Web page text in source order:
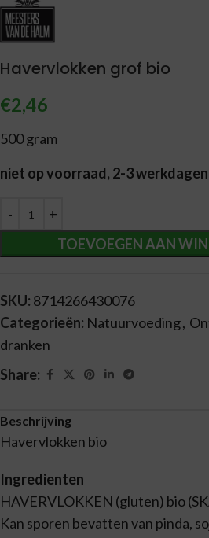
Havervlokken grof bio
€2,46
500 gram
niet op voorraad, 2-3 werkdagen
TOEVOEGEN AAN
Alternative:
SKU: 8714266430076
Categorieën: Natuurvoeding,
dranken
Share:
Beschrijving
Havervlokken bio
Ingredienten
HAVERVLOKKEN (gluten) bio
Kan sporen bevatten van pinda,